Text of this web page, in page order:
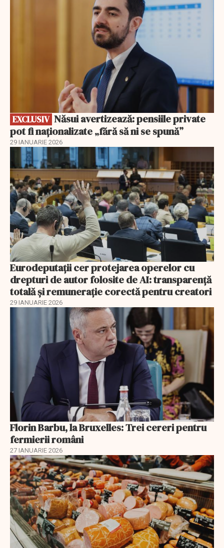
EXCLUSIV
pot fi naționalizate „fără să ni se spună”
29 IANUARIE 2026
Eurodeputații cer protejarea operelor cu
drepturi de autor folosite de AI: transparență
totală și remunerație corectă pentru creatori
29 IANUARIE 2026
Florin Barbu, la Bruxelles: Trei cereri pentru
fermierii români
27 IANUARIE 2026